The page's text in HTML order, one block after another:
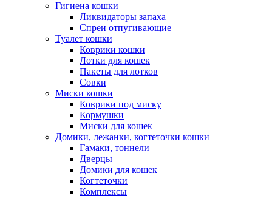
Гигиена кошки
Ликвидаторы запаха
Спреи отпугивающие
Туалет кошки
Коврики кошки
Лотки для кошек
Пакеты для лотков
Совки
Миски кошки
Коврики под миску
Кормушки
Миски для кошек
Домики, лежанки, когтеточки кошки
Гамаки, тоннели
Дверцы
Домики для кошек
Когтеточки
Комплексы